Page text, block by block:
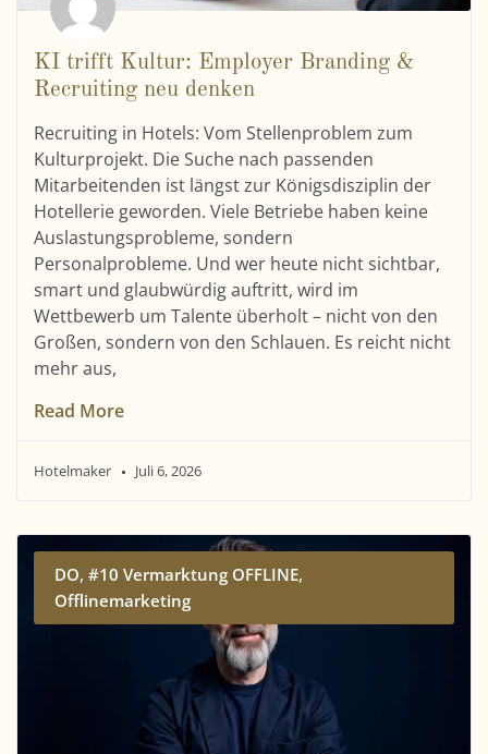
KI trifft Kultur: Employer Branding &
Recruiting neu denken
Recruiting in Hotels: Vom Stellenproblem zum
Kulturprojekt. Die Suche nach passenden
Mitarbeitenden ist längst zur Königsdisziplin der
Hotellerie geworden. Viele Betriebe haben keine
Auslastungsprobleme, sondern
Personalprobleme. Und wer heute nicht sichtbar,
smart und glaubwürdig auftritt, wird im
Wettbewerb um Talente überholt – nicht von den
Großen, sondern von den Schlauen. Es reicht nicht
mehr aus,
Read More
Hotelmaker Juli 6, 2026
DO,#10 Vermarktung OFFLINE,
Offlinemarketing